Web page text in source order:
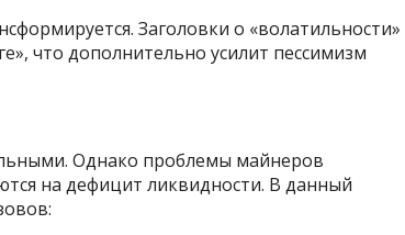
Заголовки о «волатильности»
что дополнительно усилит пессимизм
Однако проблемы майнеров
на дефицит ликвидности. В данный